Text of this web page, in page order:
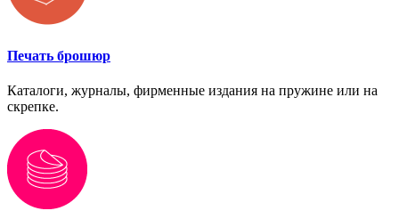
Печать брошюр
Каталоги, журналы, фирменные издания на пружине или на
скрепке.